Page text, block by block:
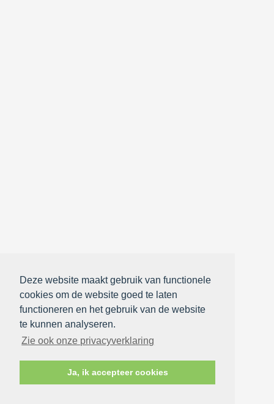
Deze website maakt gebruik van functionele
cookies om de website goed te laten
functioneren en het gebruik van de website
te kunnen analyseren.
Zie ook onze privacyverklaring
Ja, ik accepteer cookies